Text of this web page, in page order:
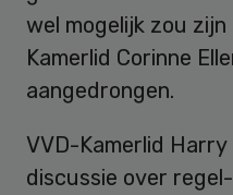
wel mogelijk zou
Kamerlid Corinne
aangedrongen.
VVD-Kamerlid
discussie over